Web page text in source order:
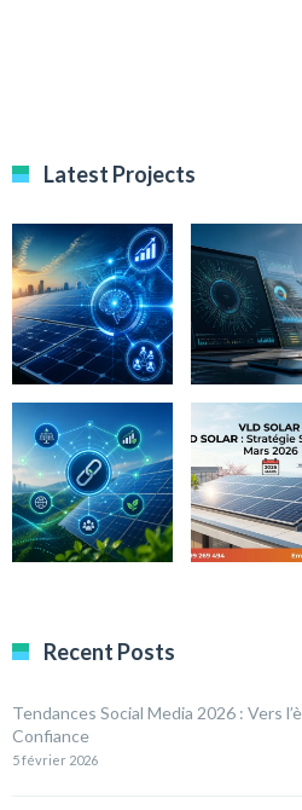
Latest Projects
Recent Posts
Tendances Social Media 2026 : Vers
Confiance
5 février 2026